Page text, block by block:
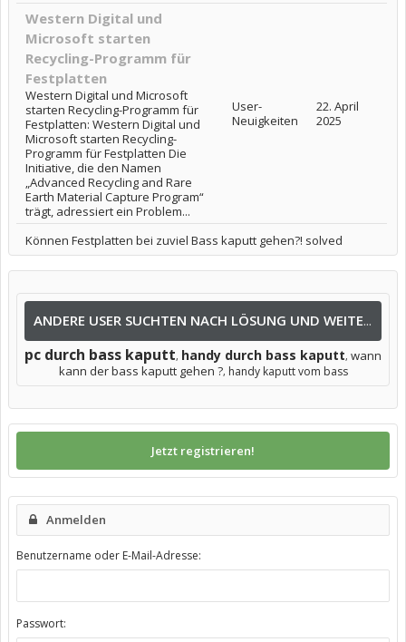
Western Digital und
Microsoft starten
Recycling-Programm für
Festplatten
Western Digital und Microsoft
starten Recycling-Programm für
Festplatten: Western Digital und
Microsoft starten Recycling-
Programm für Festplatten Die
Initiative, die den Namen
„Advanced Recycling and Rare
Earth Material Capture Program“
trägt, adressiert ein Problem...
User-
Neuigkeiten
22. April
2025
Können Festplatten bei zuviel Bass kaputt gehen?! solved
ANDERE USER SUCHTEN NACH LÖSUNG UND WEITEREN INFOS NACH:
pc durch bass kaputt, handy durch bass kaputt, wann
kann der bass kaputt gehen ?, handy kaputt vom bass
Jetzt registrieren!
Anmelden
Benutzername oder E-Mail-Adresse:
Passwort: